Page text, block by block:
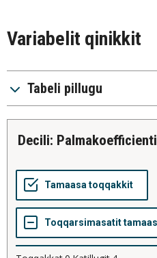
Variabelit qinikkit
Tabeli pillugu
Decili: Palmakoefficienti